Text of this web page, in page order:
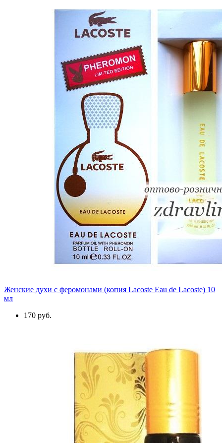
Женские духи с феромонами (копия Lacoste Eau de Lacoste) 10
мл
170 руб.